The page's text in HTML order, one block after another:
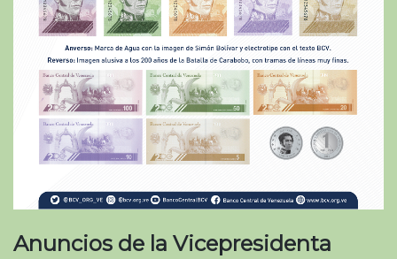
Anuncios de la Vicepresidenta